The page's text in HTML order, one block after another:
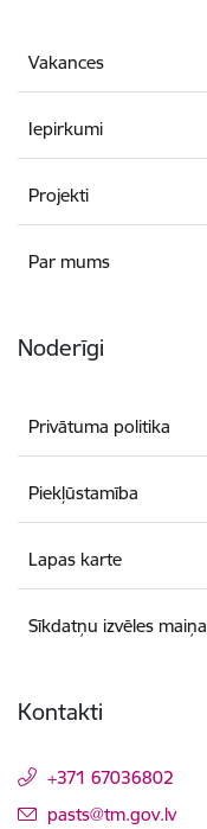
Vakances
Iepirkumi
Projekti
Par mums
Noderīgi
Privātuma politika
Piekļūstamība
Lapas karte
Sīkdatņu izvēles maiņa
Kontakti
+371 67036802
E-pasts:
pasts@tm.gov.lv